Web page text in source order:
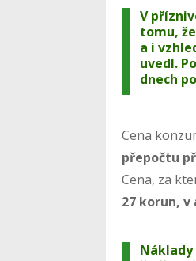
V
tomu,
a i
uvedl.
dnech
Cena
přepočtu
Cena, za
27 korun, v